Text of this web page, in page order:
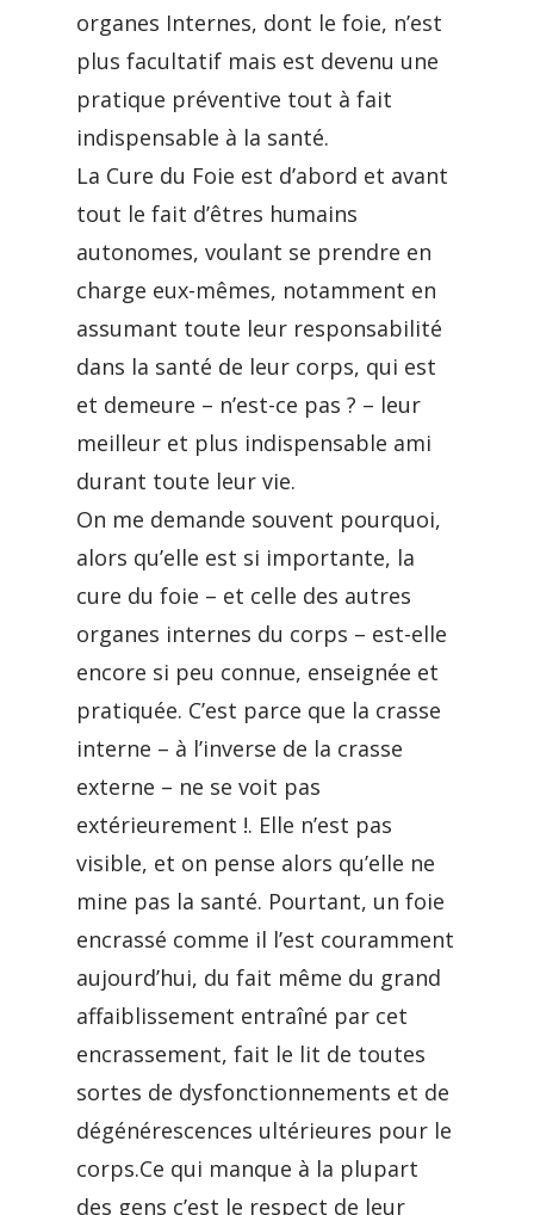
organes Internes, dont le foie, n’est
plus facultatif mais est devenu une
pratique préventive tout à fait
indispensable à la santé.
La Cure du Foie est d’abord et avant
tout le fait d’êtres humains
autonomes, voulant se prendre en
charge eux-mêmes, notamment en
assumant toute leur responsabilité
dans la santé de leur corps, qui est
et demeure – n’est-ce pas ? – leur
meilleur et plus indispensable ami
durant toute leur vie.
On me demande souvent pourquoi,
alors qu’elle est si importante, la
cure du foie – et celle des autres
organes internes du corps – est-elle
encore si peu connue, enseignée et
pratiquée. C’est parce que la crasse
interne – à l’inverse de la crasse
externe – ne se voit pas
extérieurement !. Elle n’est pas
visible, et on pense alors qu’elle ne
mine pas la santé. Pourtant, un foie
encrassé comme il l’est couramment
aujourd’hui, du fait même du grand
affaiblissement entraîné par cet
encrassement, fait le lit de toutes
sortes de dysfonctionnements et de
dégénérescences ultérieures pour le
corps.Ce qui manque à la plupart
des gens c’est le respect de leur